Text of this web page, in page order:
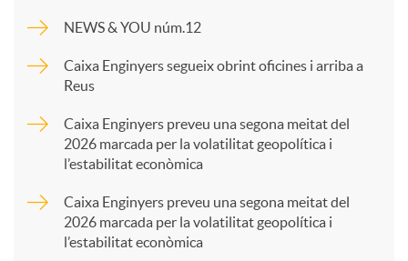
p
a
NEWS & YOU núm.12
Caixa Enginyers segueix obrint oficines i arriba a
Reus
Caixa Enginyers preveu una segona meitat del
2026 marcada per la volatilitat geopolítica i
l’estabilitat econòmica
Caixa Enginyers preveu una segona meitat del
2026 marcada per la volatilitat geopolítica i
l’estabilitat econòmica